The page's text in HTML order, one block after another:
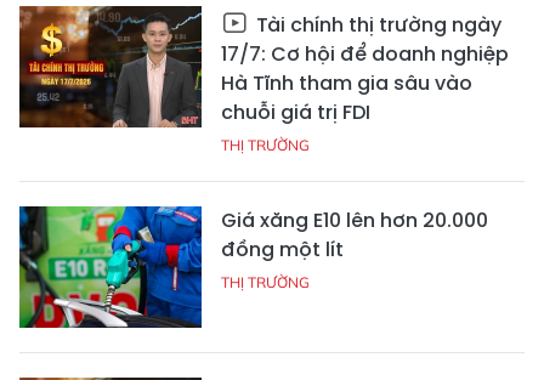
Tài chính thị trường ngày
17/7: Cơ hội để doanh nghiệp
Hà Tĩnh tham gia sâu vào
chuỗi giá trị FDI
THỊ TRƯỜNG
Giá xăng E10 lên hơn 20.000
đồng một lít
THỊ TRƯỜNG